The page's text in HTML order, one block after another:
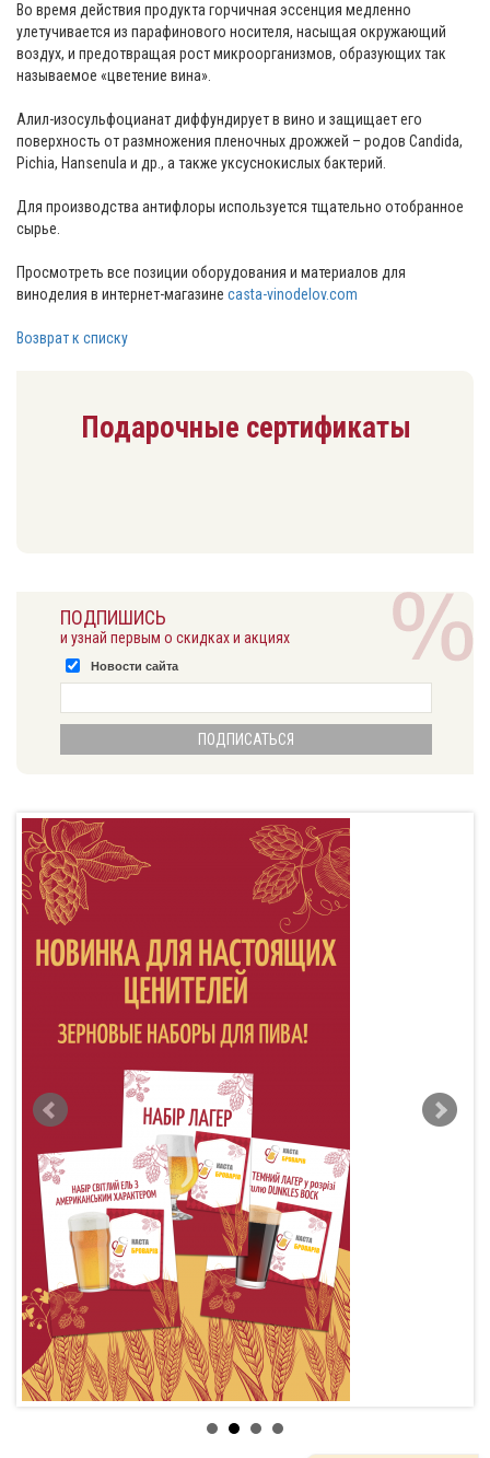
Во время действия продукта горчичная эссенция медленно
улетучивается из парафинового носителя, насыщая окружающий
воздух, и предотвращая рост микроорганизмов, образующих так
называемое «цветение вина».
Алил-изосульфоцианат диффундирует в вино и защищает его
поверхность от размножения пленочных дрожжей – родов Candida,
Pichia, Hansenula и др., а также уксуснокислых бактерий.
Для производства антифлоры используется тщательно отобранное
сырье.
Просмотреть все позиции оборудования и материалов для
виноделия в интернет-магазине casta-vinodelov.com
Возврат к списку
Подарочные сертификаты
ПОДПИШИСЬ
и узнай первым о скидках и акциях
Новости сайта